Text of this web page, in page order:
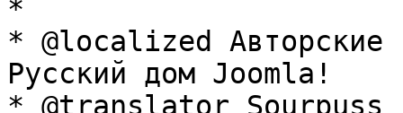
*
* @localized Авторские
Русский дом Joomla!
* @translator Sourpuss